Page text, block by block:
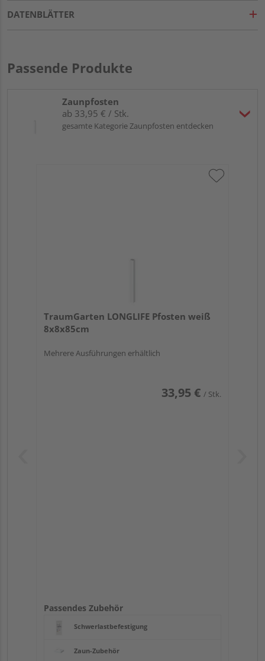
DATENBLÄTTER
Passende Produkte
Zaunpfosten
ab 33,95 € / Stk.
gesamte Kategorie Zaunpfosten entdecken
TraumGarten LONGLIFE Pfosten weiß
8x8x85cm
Mehrere Ausführungen erhältlich
33,95 € / Stk.
Passendes Zubehör
Schwerlastbefestigung
Zaun-Zubehör